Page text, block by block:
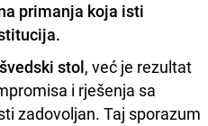
primanja koja isti
stol, već je rezultat
i rješenja sa
zadovoljan. Taj sporazum